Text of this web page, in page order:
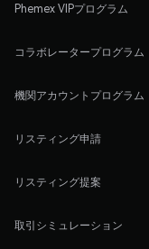
Phemex VIPプログラム
コラボレータープログラム
機関アカウントプログラム
リスティング申請
リスティング提案
取引シミュレーション